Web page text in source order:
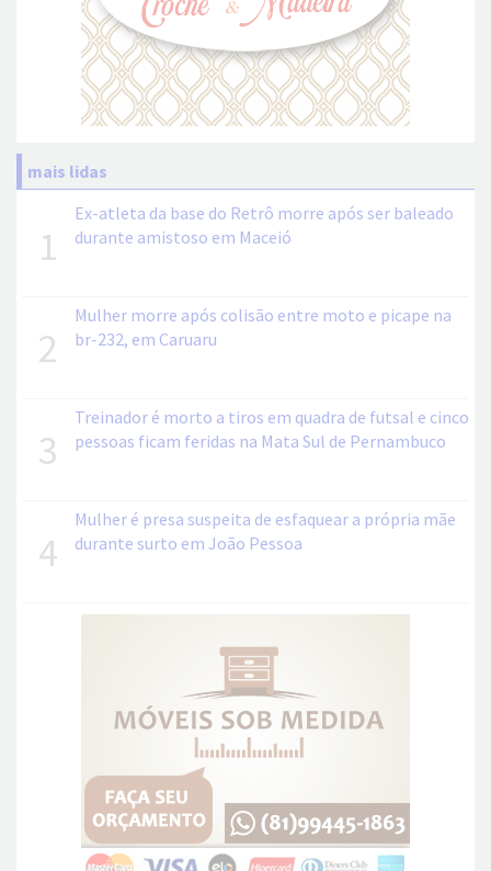
mais lidas
1
Ex-atleta da base do Retrô morre após ser baleado
durante amistoso em Maceió
2
Mulher morre após colisão entre moto e picape na
br-232, em Caruaru
3
Treinador é morto a tiros em quadra de futsal e cinco
pessoas ficam feridas na Mata Sul de Pernambuco
4
Mulher é presa suspeita de esfaquear a própria mãe
durante surto em João Pessoa